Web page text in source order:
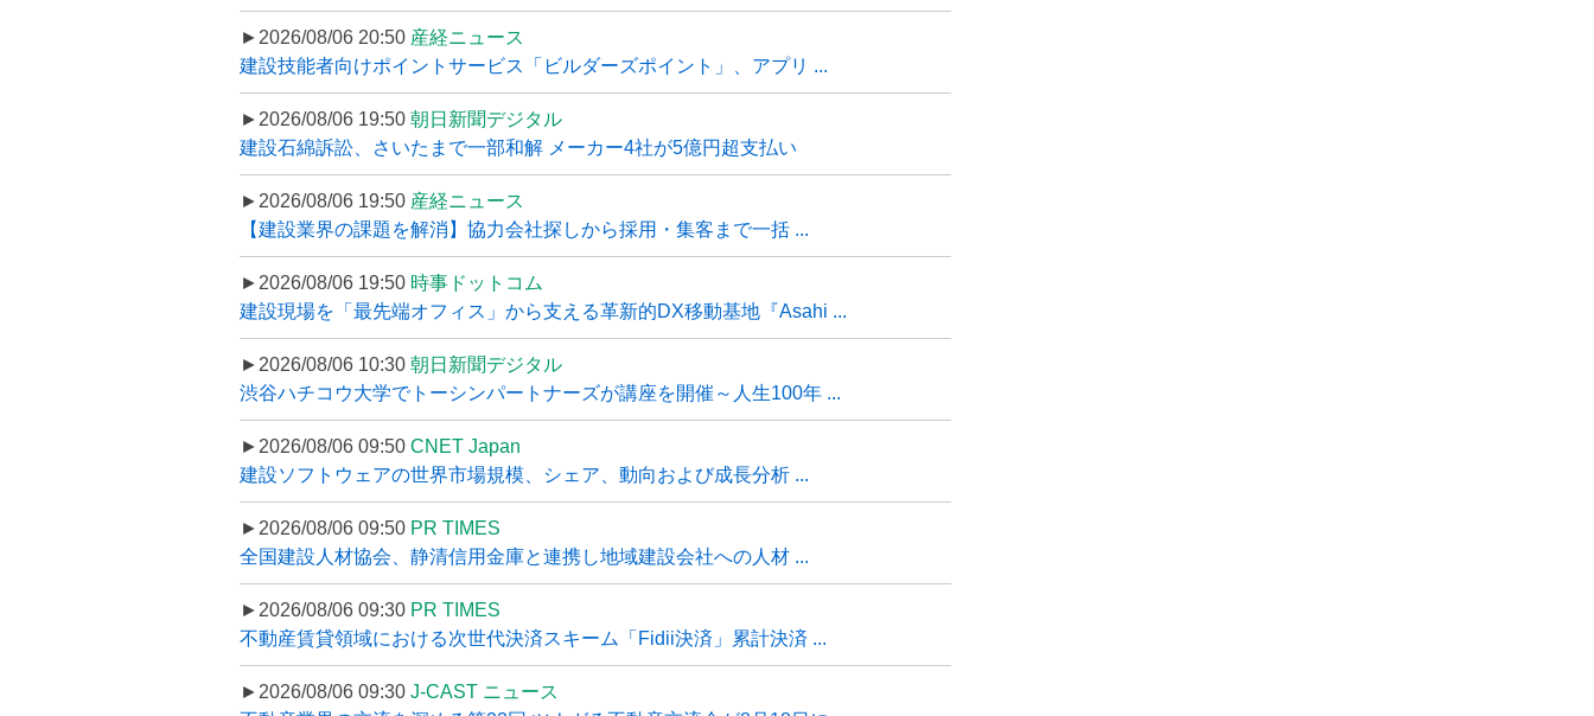
►2026/08/06 20:50 産経ニュース
建設技能者向けポイントサービス「ビルダーズポイント」、アプリ ...
►2026/08/06 19:50 朝日新聞デジタル
建設石綿訴訟、さいたまで一部和解 メーカー4社が5億円超支払い
►2026/08/06 19:50 産経ニュース
【建設業界の課題を解消】協力会社探しから採用・集客まで一括 ...
►2026/08/06 19:50 時事ドットコム
建設現場を「最先端オフィス」から支える革新的DX移動基地『Asahi ...
►2026/08/06 10:30 朝日新聞デジタル
渋谷ハチコウ大学でトーシンパートナーズが講座を開催～人生100年 ...
►2026/08/06 09:50 CNET Japan
建設ソフトウェアの世界市場規模、シェア、動向および成長分析 ...
►2026/08/06 09:50 PR TIMES
全国建設人材協会、静清信用金庫と連携し地域建設会社への人材 ...
►2026/08/06 09:30 PR TIMES
不動産賃貸領域における次世代決済スキーム「Fidii決済」累計決済 ...
►2026/08/06 09:30 J-CAST ニュース